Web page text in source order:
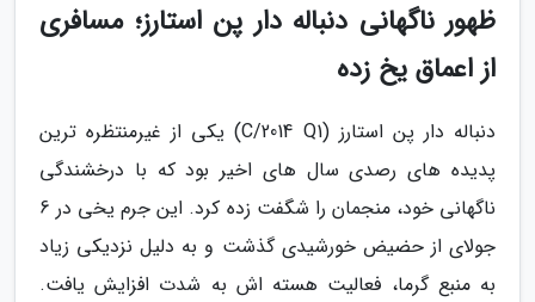
ظهور ناگهانی دنباله دار پن استارز؛ مسافری
از اعماق یخ زده
دنباله دار پن استارز (C/2014 Q1) یکی از غیرمنتظره ترین
پدیده های رصدی سال های اخیر بود که با درخشندگی
ناگهانی خود، منجمان را شگفت زده کرد. این جرم یخی در 6
جولای از حضیض خورشیدی گذشت و به دلیل نزدیکی زیاد
به منبع گرما، فعالیت هسته اش به شدت افزایش یافت.